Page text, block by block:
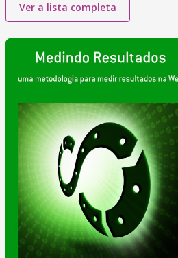
Ver a lista completa